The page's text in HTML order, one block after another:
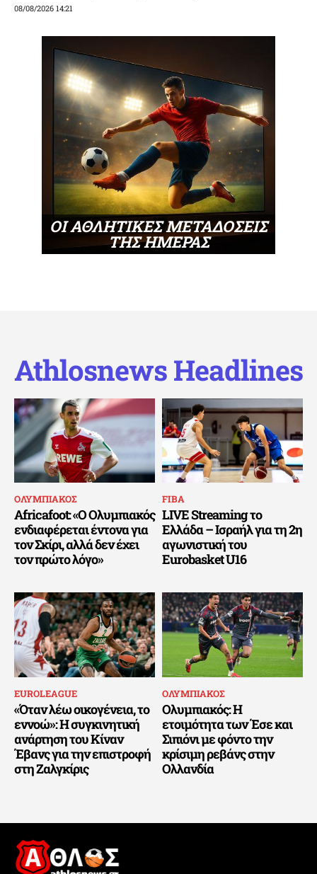
08/08/2026 14:21
ΟΙ ΑΘΛΗΤΙΚΕΣ ΜΕΤΑΔΟΣΕΙΣ
ΤΗΣ ΗΜΕΡΑΣ
Athlosnews Headlines
ΟΛΥΜΠΙΑΚΟΣ
Africafoot: «Ο Ολυμπιακός
ενδιαφέρεται έντονα για
τον Σκίρι, αλλά δεν έχει
τον πρώτο λόγο»
FIBA
LIVE Streaming το
Ελλάδα – Ισραήλ για τη 2η
αγωνιστική του
Eurobasket U16
EUROLEAGUE
«Όταν λέω οικογένεια, το
εννοώ»: Η συγκινητική
ανάρτηση του Κίναν
Έβανς για την επιστροφή
στη Ζαλγκίρις
ΟΛΥΜΠΙΑΚΟΣ
Ολυμπιακός: Η
ετοιμότητα των Έσε και
Σιπιόνι με φόντο την
κρίσιμη ρεβάνς στην
Ολλανδία